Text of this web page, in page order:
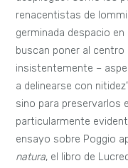
renacentistas de
germinada despacio
buscan poner al centro
insistentemente –
a delinearse con
sino para preservarlos
particularmente
ensayo sobre Poggio
natura, el libro de